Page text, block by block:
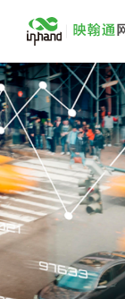
跳
过
内
容